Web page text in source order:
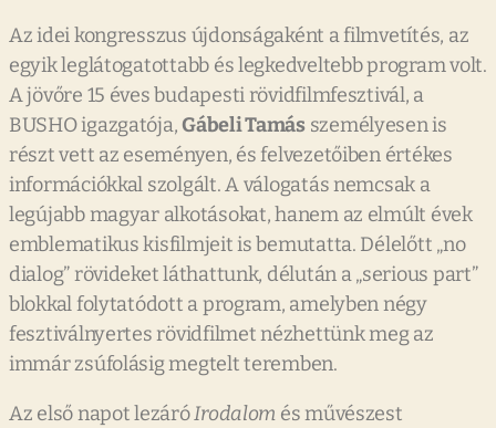
Az idei kongresszus újdonságaként a filmvetítés, az
egyik leglátogatottabb és legkedveltebb program volt.
A jövőre 15 éves budapesti rövidfilmfesztivál, a
BUSHO igazgatója,Gábeli Tamásszemélyesen is
részt vett az eseményen, és felvezetőiben értékes
információkkal szolgált. A válogatás nemcsak a
legújabb magyar alkotásokat, hanem az elmúlt évek
emblematikus kisfilmjeit is bemutatta. Délelőtt „no
dialog” rövideket láthattunk, délután a „serious part”
blokkal folytatódott a program, amelyben négy
fesztiválnyertes rövidfilmet nézhettünk meg az
immár zsúfolásig megtelt teremben.
Az első napot lezáróIrodalom és művészest